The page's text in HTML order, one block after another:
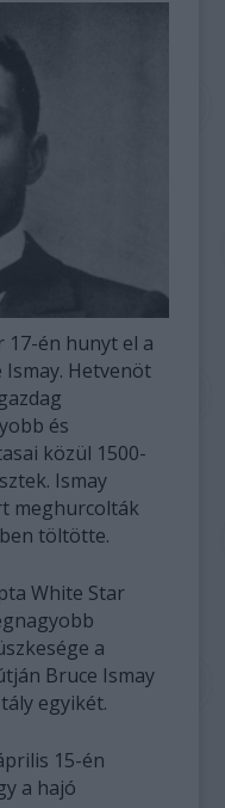
17-én hunyt el a
Ismay. Hetvenöt
és
közül 1500-
Ismay
meghurcolták
töltötte.
White Star
a
Bruce Ismay
egyikét.
15-én
a hajó